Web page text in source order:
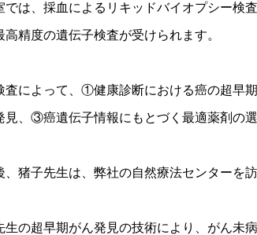
では、採血によるリキッドバイオプシー検
高精度の遺伝子検査が受けられます。
査によって、①健康診断における癌の超早
見、③癌遺伝子情報にもとづく最適薬剤の選
、猪子先生は、弊社の自然療法センターを
生の超早期がん発見の技術により、がん未